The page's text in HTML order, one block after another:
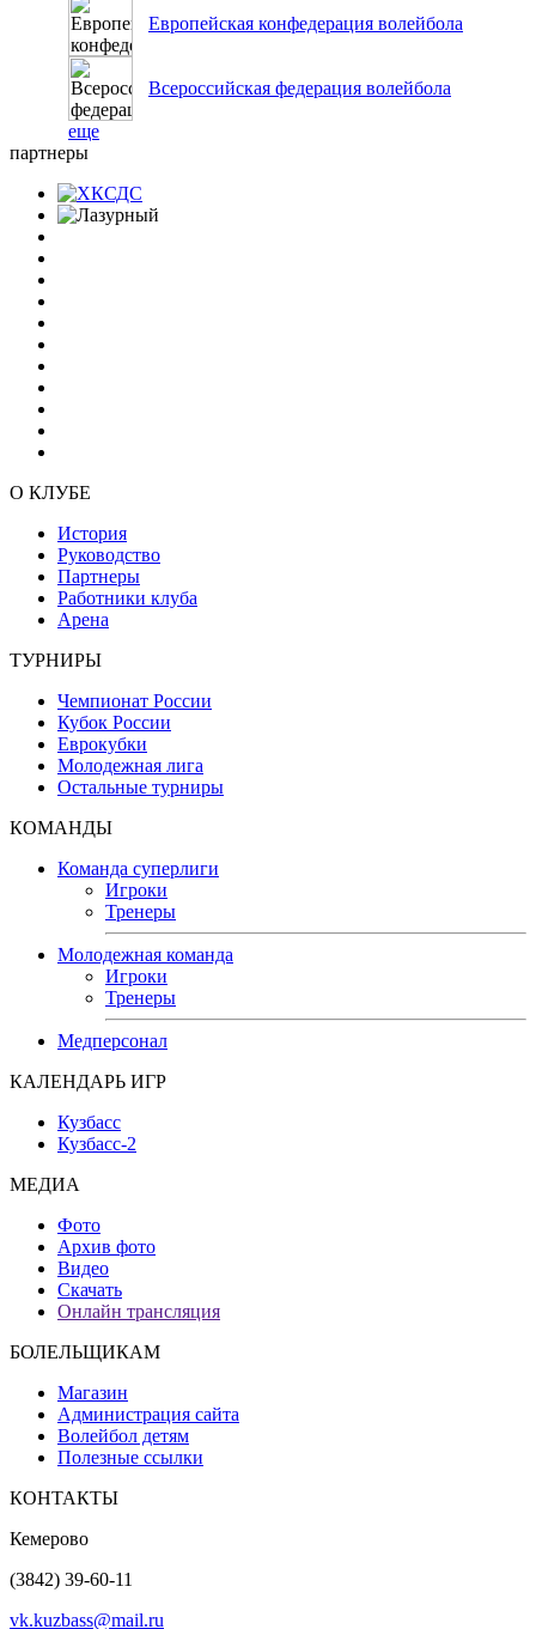
Европейская конфедерация волейбола
Всероссийская федерация волейбола
еще
партнеры
О КЛУБЕ
История
Руководство
Партнеры
Работники клуба
Арена
ТУРНИРЫ
Чемпионат России
Кубок России
Еврокубки
Молодежная лига
Остальные турниры
КОМАНДЫ
Команда суперлиги
Игроки
Тренеры
Молодежная команда
Игроки
Тренеры
Медперсонал
КАЛЕНДАРЬ ИГР
Кузбасс
Кузбасс-2
МЕДИА
Фото
Архив фото
Видео
Скачать
Онлайн трансляция
БОЛЕЛЬЩИКАМ
Магазин
Администрация сайта
Волейбол детям
Полезные ссылки
КОНТАКТЫ
Кемерово
(3842) 39-60-11
vk.kuzbass@mail.ru